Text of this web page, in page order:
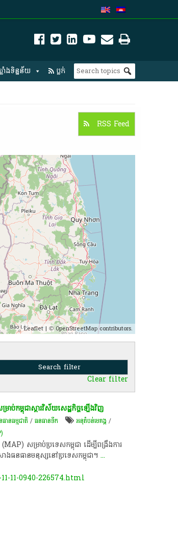
ាំងទិន្នន័យ ប្លក់
RSS Feed
Leaflet| ©OpenStreetMapcontributors.
Clear filter
ាប់​កម្ពុជា​ស្តារ​វិស័យសេដ្ឋកិច្ច​ឡើង​វិញ
ានធម្មជាតិ/​ធនធាន​ទឹក​ ​អនុ​តំបន់​មេគង្គ /
សម្រាប់​ប្រទេស​កម្ពុជា ដើម្បី​ពង្រឹង​ការ
ាង​ធនធាន​មនុស្ស​នៅ​ប្រទេស​កម្ពុជា​។...
11-0940-226574.html